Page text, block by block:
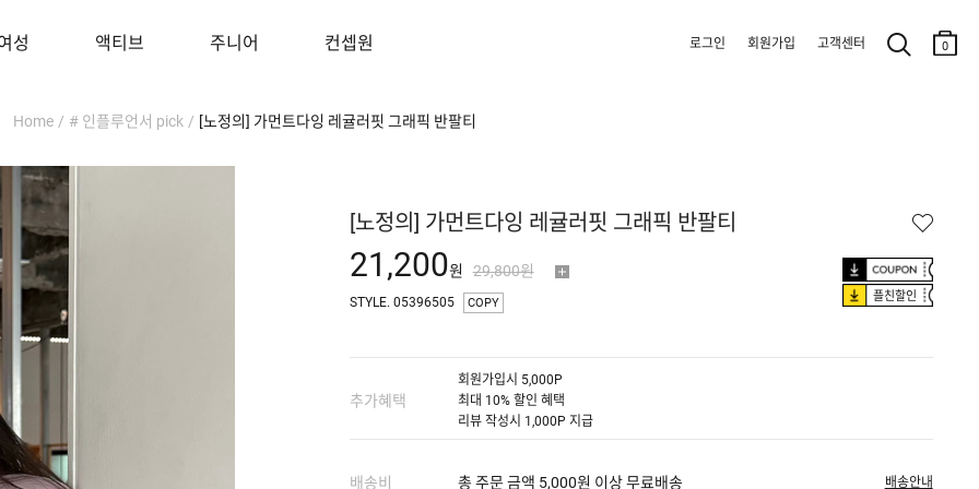
성 액티브 주니어 컨셉원 로그인 회원가입 고객센터 0
Home / # 인플루언서 pick / [노정의] 가먼트다잉 레귤러핏 그래픽 반팔티
[노정의] 가먼트다잉 레귤러핏 그래픽 반팔티
21,200원 29,800원
플친할인
STYLE. 05396505 COPY
추가혜택
회원가입시 5,000P
최대 10% 할인 혜택
리뷰 작성시 1,000P 지급
배송비 총 주문 금액 5,000원 이상 무료배송 배송안내